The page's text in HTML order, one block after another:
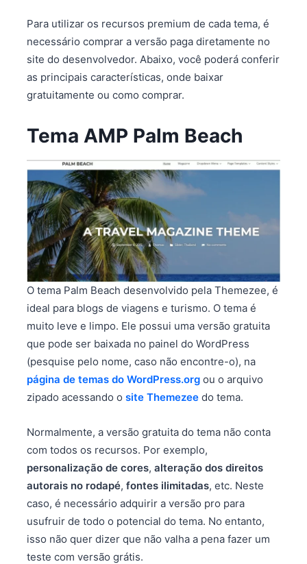
Para utilizar os recursos premium de cada tema, é
necessário comprar a versão paga diretamente no
site do desenvolvedor. Abaixo, você poderá conferir
as principais características, onde baixar
gratuitamente ou como comprar.
Tema AMP Palm Beach
O tema Palm Beach desenvolvido pela Themezee, é
ideal para blogs de viagens e turismo. O tema é
muito leve e limpo. Ele possui uma versão gratuita
que pode ser baixada no painel do WordPress
(pesquise pelo nome, caso não encontre-o), na
página de temas do WordPress.org ou o arquivo
zipado acessando o site Themezee do tema.
Normalmente, a versão gratuita do tema não conta
com todos os recursos. Por exemplo,
personalização de cores, alteração dos direitos
autorais no rodapé, fontes ilimitadas, etc. Neste
caso, é necessário adquirir a versão pro para
usufruir de todo o potencial do tema. No entanto,
isso não quer dizer que não valha a pena fazer um
teste com versão grátis.